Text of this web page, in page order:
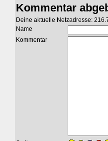
Kommentar
Deine aktuelle Netzadresse:
Name
Kommentar